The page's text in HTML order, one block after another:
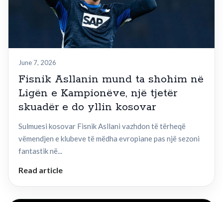
June 7, 2026
Fisnik Asllanin mund ta shohim në
Ligën e Kampionëve, një tjetër
skuadër e do yllin kosovar
Sulmuesi kosovar Fisnik Asllani vazhdon të tërheqë
vëmendjen e klubeve të mëdha evropiane pas një sezoni
fantastik në...
Read article